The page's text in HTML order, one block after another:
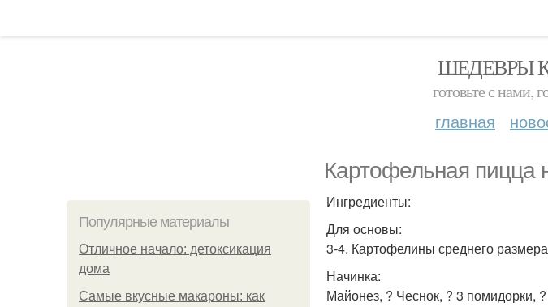
ШЕДЕВРЫ
готовьте с нами,
главная
Картофельная
Популярные материалы
Отличное начало: детоксикация
дома
Самые вкусные макароны: как
Ингредиенты:
Для основы:
3-4. Картофелины среднего
Начинка:
Майонез, ? Чеснок, ? 3 помидорки,